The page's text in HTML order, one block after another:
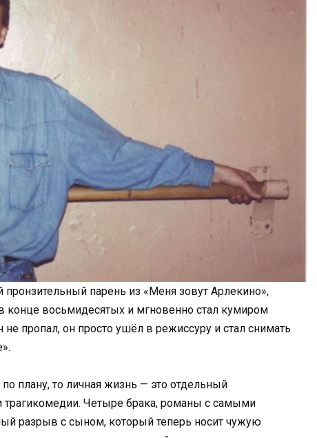
парень из «Меня зовут Арлекино»,
конце восьмидесятых и мгновенно стал кумиром
пропал, он просто ушёл в режиссуру и стал снимать
плану, то личная жизнь — это отдельный
Четыре брака, романы с самыми
разрыв с сыном, который теперь носит чужую